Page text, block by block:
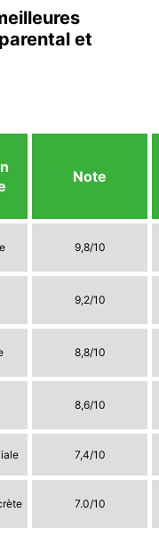
et
Note
9,8/10
9,2/10
8,8/10
8,6/10
7,4/10
7.0/10